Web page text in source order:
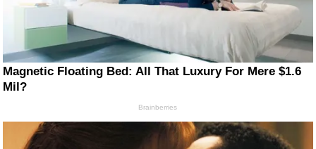
Magnetic Floating Bed: All That Luxury For Mere $1.6
Mil?
Brainberries